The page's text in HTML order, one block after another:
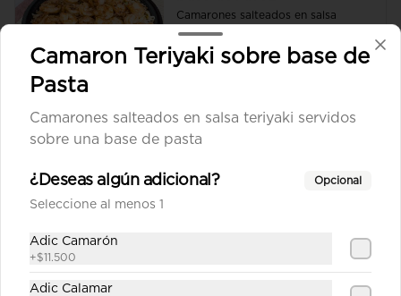
Camarones salteados en salsa
arroz frito sencillo.
Camarón Teriyaki sobre
Camarones salteados en salsa
Camaron Teriyaki sobre base de
Pasta
Camarones salteados en salsa teriyaki servidos
sobre una base de pasta
¿Deseas algún adicional? Opcional
Seleccione al menos 1
Adic Camarón
+$11.500
Adic Calamar